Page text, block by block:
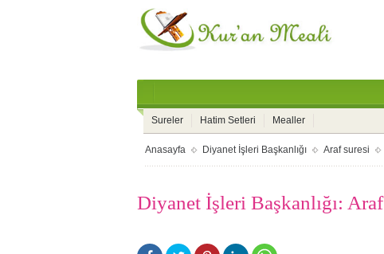
Sureler Hatim Setleri Mealler
Anasayfa Diyanet İşleri Başkanlığı Araf suresi
Diyanet İşleri Başkanlığı: